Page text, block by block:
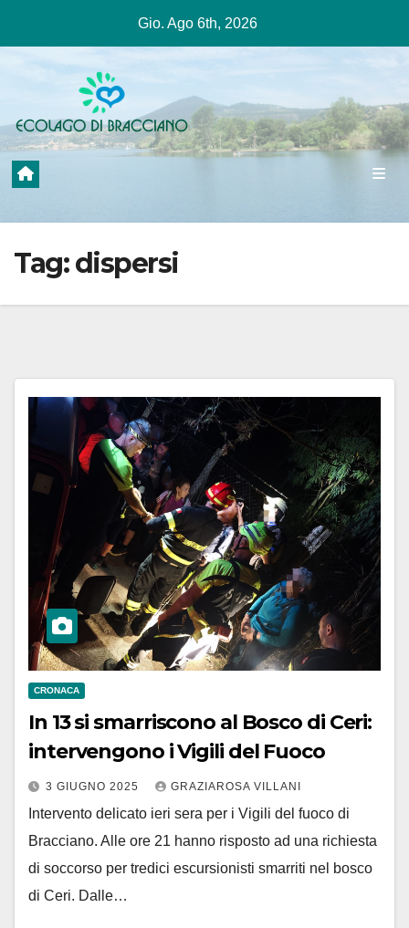
contenuto
Gio. Ago 6th, 2026
Tag:dispersi
CRONACA
In 13 si smarriscono al Bosco di Ceri:
intervengono i Vigili del Fuoco
3 GIUGNO 2025 GRAZIAROSA VILLANI
Intervento delicato ieri sera per i Vigili del fuoco di
Bracciano. Alle ore 21 hanno risposto ad una richiesta
di soccorso per tredici escursionisti smarriti nel bosco
di Ceri. Dalle…